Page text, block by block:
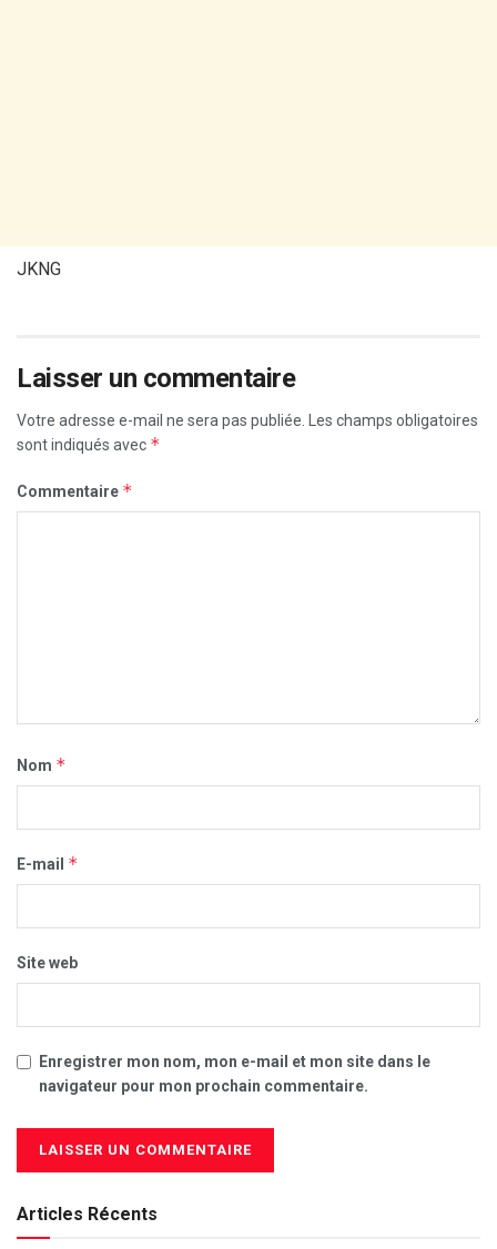
JKNG
Laisser un commentaire
Votre adresse e-mail ne sera pas publiée.
Les champs obligatoires
sont indiqués avec *
Commentaire *
Nom *
E-mail *
Site web
Enregistrer mon nom, mon e-mail et mon site dans le
navigateur pour mon prochain commentaire.
Articles Récents